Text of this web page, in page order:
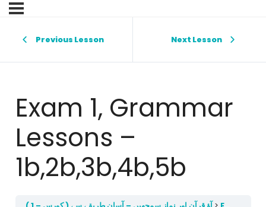
Previous Lesson Next Lesson
Exam 1, Grammar
Lessons –
1b,2b,3b,4b,5b